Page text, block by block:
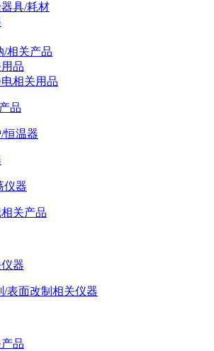
具/耗材
/相关产品
品
相关用品
品
恒温器
仪器
关产品
器
/表面改制相关仪器
品